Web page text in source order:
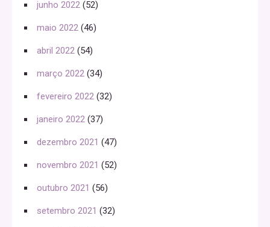
junho 2022 (52)
maio 2022 (46)
abril 2022 (54)
março 2022 (34)
fevereiro 2022 (32)
janeiro 2022 (37)
dezembro 2021 (47)
novembro 2021 (52)
outubro 2021 (56)
setembro 2021 (32)